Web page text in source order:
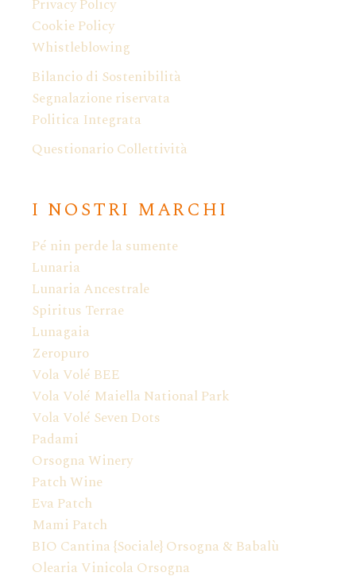
Privacy Policy
Cookie Policy
Whistleblowing
Bilancio di Sostenibilità
Segnalazione riservata
Politica Integrata
Questionario Collettività
I NOSTRI MARCHI
Pé nin perde la sumente
Lunaria
Lunaria Ancestrale
Spiritus Terrae
Lunagaia
Zeropuro
Vola Volé BEE
Vola Volé Maiella National Park
Vola Volé Seven Dots
Padami
Orsogna Winery
Patch Wine
Eva Patch
Mami Patch
BIO Cantina {Sociale} Orsogna & Babalù
Olearia Vinicola Orsogna